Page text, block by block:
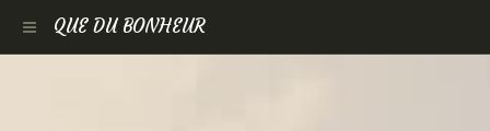
QUE DU BONHEUR